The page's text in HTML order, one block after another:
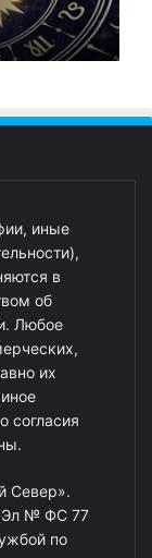
иные
в
об
Любое
их
согласия
Север».
Эл № ФС 77
по